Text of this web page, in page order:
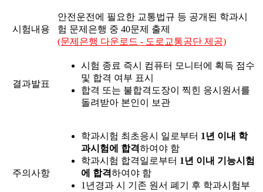
시험내용
안전운전에 필요한 교통법규 등 공개된 학과시
험 문제은행 중 40문제 출제
(문제은행 다운로드 - 도로교통공단 제공)
결과발표
시험 종료 즉시 컴퓨터 모니터에 획득 점수
및 합격 여부 표시
합격 또는 불합격도장이 찍힌 응시원서를
돌려받아 본인이 보관
주의사항
학과시험 최초응시 일로부터 1년 이내 학
과시험에 합격하여야 함
학과시험 합격일로부터 1년 이내 기능시험
에 합격하여야 함
1년경과 시 기존 원서 폐기 후 학과시험부